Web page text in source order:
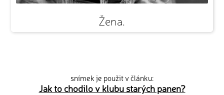
Žena.
snímek je použit v článku:
Jak to chodilo v klubu starých panen?